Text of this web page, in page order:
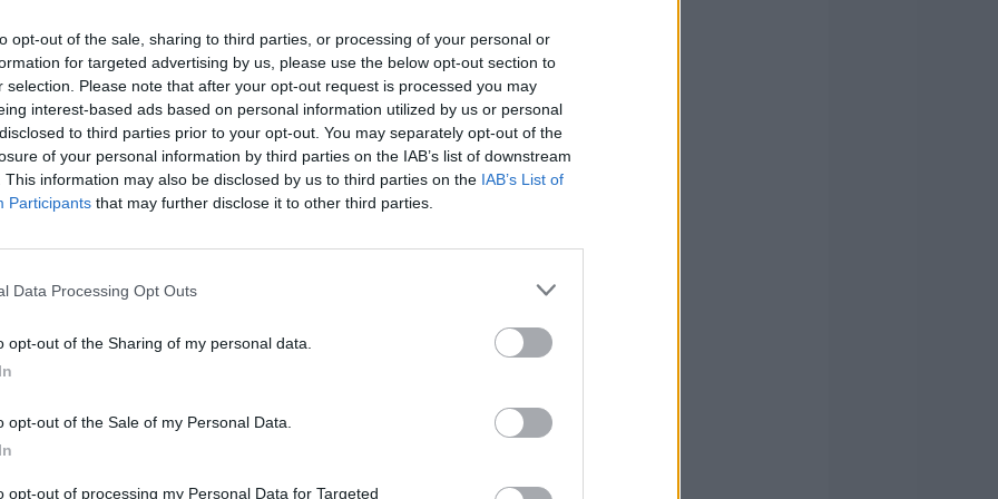
opt-out of the sale, sharing to third parties, or processing of your personal or
for targeted advertising by us, please use the below opt-out section to
selection. Please note that after your opt-out request is processed you may
interest-based ads based on personal information utilized by us or personal
to third parties prior to your opt-out. You may separately opt-out of the
of your personal information by third parties on the IAB’s list of downstream
This information may also be disclosed by us to third parties on the IAB’s List of
Participants that may further disclose it to other third parties.
Data Processing Opt Outs
opt-out of the Sharing of my personal data.
opt-out of the Sale of my Personal Data.
opt-out of processing my Personal Data for Targeted
- Calciomercato
trattativa in
Cisco
interesse anche
difensore rossazzurro